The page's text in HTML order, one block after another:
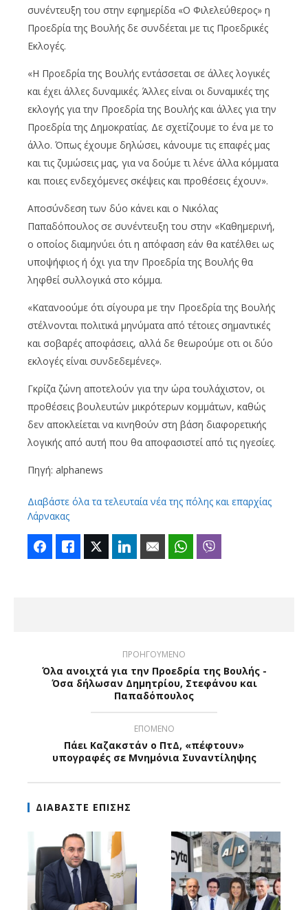
συνέντευξη του στην εφημερίδα «Ο Φιλελεύθερος» η
Προεδρία της Βουλής δε συνδέεται με τις Προεδρικές
Εκλογές.
«Η Προεδρία της Βουλής εντάσσεται σε άλλες λογικές
και έχει άλλες δυναμικές. Άλλες είναι οι δυναμικές της
εκλογής για την Προεδρία της Βουλής και άλλες για την
Προεδρία της Δημοκρατίας. Δε σχετίζουμε το ένα με το
άλλο. Όπως έχουμε δηλώσει, κάνουμε τις επαφές μας
και τις ζυμώσεις μας, για να δούμε τι λένε άλλα κόμματα
και ποιες ενδεχόμενες σκέψεις και προθέσεις έχουν».
Αποσύνδεση των δύο κάνει και ο Νικόλας
Παπαδόπουλος σε συνέντευξη του στην «Καθημερινή,
ο οποίος διαμηνύει ότι η απόφαση εάν θα κατέλθει ως
υποψήφιος ή όχι για την Προεδρία της Βουλής θα
ληφθεί συλλογικά στο κόμμα.
«Κατανοούμε ότι σίγουρα με την Προεδρία της Βουλής
στέλνονται πολιτικά μηνύματα από τέτοιες σημαντικές
και σοβαρές αποφάσεις, αλλά δε θεωρούμε οτι οι δύο
εκλογές είναι συνδεδεμένες».
Γκρίζα ζώνη αποτελούν για την ώρα τουλάχιστον, οι
προθέσεις βουλευτών μικρότερων κομμάτων, καθώς
δεν αποκλείεται να κινηθούν στη βάση διαφορετικής
λογικής από αυτή που θα αποφασιστεί από τις ηγεσίες.
Πηγή: alphanews
Διαβάστε όλα τα τελευταία νέα της πόλης και επαρχίας
Λάρνακας
FacebookLike Twitter LinkedIn Email WhatsApp
ΠΡΟΗΓΟΥΜΕΝΟ
Όλα ανοιχτά για την Προεδρία της Βουλής -
Όσα δήλωσαν Δημητρίου, Στεφάνου και
Παπαδόπουλος
ΕΠΟΜΕΝΟ
Πάει Καζακστάν ο ΠτΔ, «πέφτουν»
υπογραφές σε Μνημόνια Συναντίληψης
ΔΙΑΒΑΣΤΕ ΕΠΙΣΗΣ